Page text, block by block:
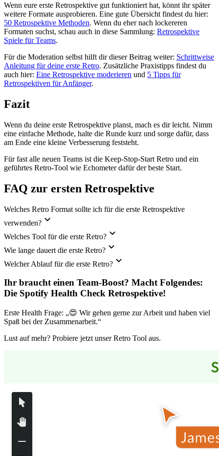
Wenn eure erste Retrospektive gut funktioniert hat, könnt ihr später
weitere Formate ausprobieren. Eine gute Übersicht findest du hier:
50 Retrospektive Methoden. Wenn du eher nach lockereren
Formaten suchst, schau auch in diese Sammlung: Retrospektive
Spiele für Teams.
Für die Moderation selbst hilft dir dieser Beitrag weiter: Schrittweise
Anleitung für deine erste Retro. Zusätzliche Praxistipps findest du
auch hier: Eine Retrospektive moderieren und 5 Tipps für
Retrospektiven für Anfänger.
Fazit
Wenn du deine erste Retrospektive planst, mach es dir leicht. Nimm
eine einfache Methode, halte die Runde kurz und sorge dafür, dass
am Ende eine kleine Verbesserung feststeht.
Für fast alle neuen Teams ist die Keep-Stop-Start Retro und ein
geführtes Retro-Tool wie Echometer dafür der beste Start.
FAQ zur ersten Retrospektive
Welches Retro Format sollte ich für die erste Retrospektive
verwenden?
Welches Tool für die erste Retro?
Wie lange dauert die erste Retro?
Welcher Ablauf für die erste Retro?
Ihr braucht einen Team-Boost? Macht Folgendes:
Die Spotify Health Check Retrospektive!
Erste Health Frage: „😍 Wir gehen gerne zur Arbeit und haben viel
Spaß bei der Zusammenarbeit.“
Lust auf mehr? Probiere jetzt unser Retro Tool aus.